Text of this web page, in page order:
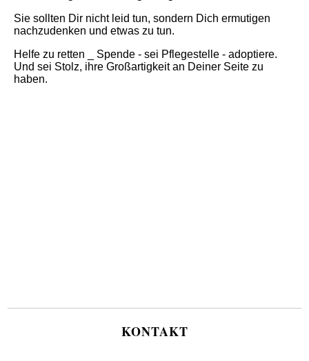
Sie sollten Dir nicht leid tun, sondern Dich ermutigen
nachzudenken und etwas zu tun.
Helfe zu retten _ Spende - sei Pflegestelle - adoptiere.
Und sei Stolz, ihre Großartigkeit an Deiner Seite zu
haben.
KONTAKT